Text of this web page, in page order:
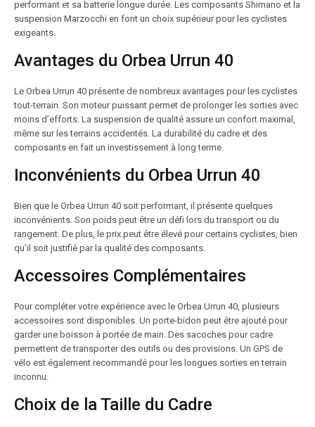
performant et sa batterie longue durée. Les composants Shimano et la
suspension Marzocchi en font un choix supérieur pour les cyclistes
exigeants.
Avantages du Orbea Urrun 40
Le Orbea Urrun 40 présente de nombreux avantages pour les cyclistes
tout-terrain. Son moteur puissant permet de prolonger les sorties avec
moins d’efforts. La suspension de qualité assure un confort maximal,
même sur les terrains accidentés. La durabilité du cadre et des
composants en fait un investissement à long terme.
Inconvénients du Orbea Urrun 40
Bien que le Orbea Urrun 40 soit performant, il présente quelques
inconvénients. Son poids peut être un défi lors du transport ou du
rangement. De plus, le prix peut être élevé pour certains cyclistes, bien
qu’il soit justifié par la qualité des composants.
Accessoires Complémentaires
Pour compléter votre expérience avec le Orbea Urrun 40, plusieurs
accessoires sont disponibles. Un porte-bidon peut être ajouté pour
garder une boisson à portée de main. Des sacoches pour cadre
permettent de transporter des outils ou des provisions. Un GPS de
vélo est également recommandé pour les longues sorties en terrain
inconnu.
Choix de la Taille du Cadre